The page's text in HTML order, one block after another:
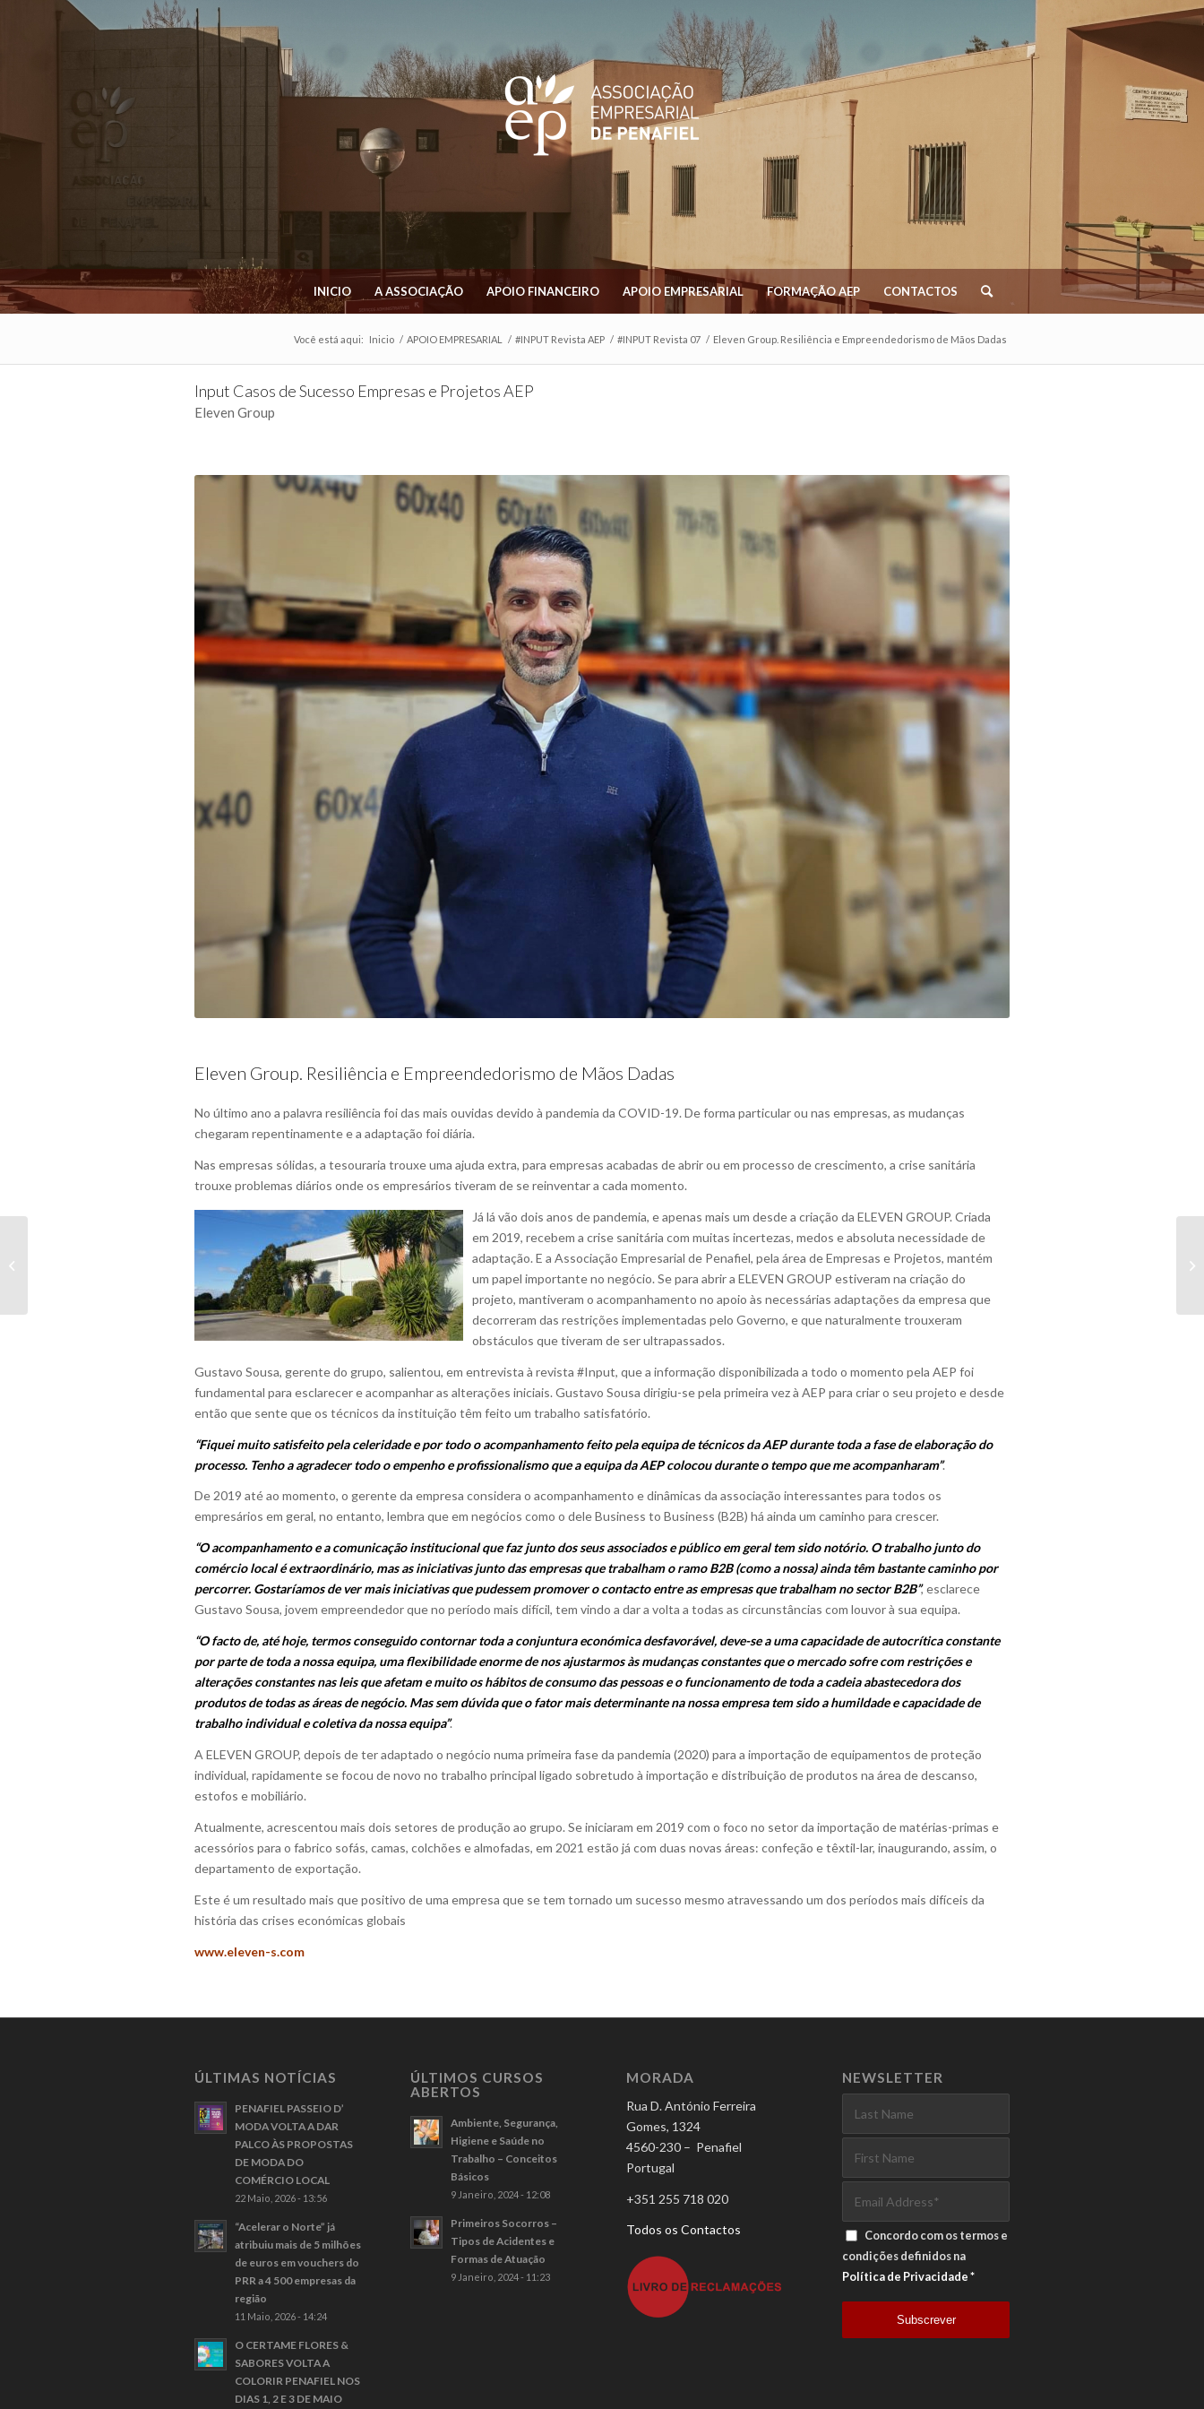
INICIO A ASSOCIAÇÃO APOIO FINANCEIRO APOIO EMPRESARIAL FORMAÇÃO AEP CONTACTOS
Você está aqui: Inicio / APOIO EMPRESARIAL / #INPUT Revista AEP / #INPUT Revista 07 / Eleven Group. Resiliência e Empreendedorismo de Mãos Dadas
Input Casos de Sucesso Empresas e Projetos AEP
Eleven Group
Eleven Group. Resiliência e Empreendedorismo de Mãos Dadas
No último ano a palavra resiliência foi das mais ouvidas devido à pandemia da COVID-19. De forma particular ou nas empresas, as mudanças
chegaram repentinamente e a adaptação foi diária.
Nas empresas sólidas, a tesouraria trouxe uma ajuda extra, para empresas acabadas de abrir ou em processo de crescimento, a crise sanitária
trouxe problemas diários onde os empresários tiveram de se reinventar a cada momento.
Já lá vão dois anos de pandemia, e apenas mais um desde a criação da ELEVEN GROUP. Criada
em 2019, recebem a crise sanitária com muitas incertezas, medos e absoluta necessidade de
adaptação. E a Associação Empresarial de Penafiel, pela área de Empresas e Projetos, mantém
um papel importante no negócio. Se para abrir a ELEVEN GROUP estiveram na criação do
projeto, mantiveram o acompanhamento no apoio às necessárias adaptações da empresa que
decorreram das restrições implementadas pelo Governo, e que naturalmente trouxeram
obstáculos que tiveram de ser ultrapassados.
Gustavo Sousa, gerente do grupo, salientou, em entrevista à revista #Input, que a informação disponibilizada a todo o momento pela AEP foi
fundamental para esclarecer e acompanhar as alterações iniciais. Gustavo Sousa dirigiu-se pela primeira vez à AEP para criar o seu projeto e desde
então que sente que os técnicos da instituição têm feito um trabalho satisfatório.
“Fiquei muito satisfeito pela celeridade e por todo o acompanhamento feito pela equipa de técnicos da AEP durante toda a fase de elaboração do
processo. Tenho a agradecer todo o empenho e profissionalismo que a equipa da AEP colocou durante o tempo que me acompanharam”.
De 2019 até ao momento, o gerente da empresa considera o acompanhamento e dinâmicas da associação interessantes para todos os
empresários em geral, no entanto, lembra que em negócios como o dele Business to Business (B2B) há ainda um caminho para crescer.
“O acompanhamento e a comunicação institucional que faz junto dos seus associados e público em geral tem sido notório. O trabalho junto do
comércio local é extraordinário, mas as iniciativas junto das empresas que trabalham o ramo B2B (como a nossa) ainda têm bastante caminho por
percorrer. Gostaríamos de ver mais iniciativas que pudessem promover o contacto entre as empresas que trabalham no sector B2B”, esclarece
Gustavo Sousa, jovem empreendedor que no período mais difícil, tem vindo a dar a volta a todas as circunstâncias com louvor à sua equipa.
“O facto de, até hoje, termos conseguido contornar toda a conjuntura económica desfavorável, deve-se a uma capacidade de autocrítica constante
por parte de toda a nossa equipa, uma flexibilidade enorme de nos ajustarmos às mudanças constantes que o mercado sofre com restrições e
alterações constantes nas leis que afetam e muito os hábitos de consumo das pessoas e o funcionamento de toda a cadeia abastecedora dos
produtos de todas as áreas de negócio. Mas sem dúvida que o fator mais determinante na nossa empresa tem sido a humildade e capacidade de
trabalho individual e coletiva da nossa equipa”.
A ELEVEN GROUP, depois de ter adaptado o negócio numa primeira fase da pandemia (2020) para a importação de equipamentos de proteção
individual, rapidamente se focou de novo no trabalho principal ligado sobretudo à importação e distribuição de produtos na área de descanso,
estofos e mobiliário.
Atualmente, acrescentou mais dois setores de produção ao grupo. Se iniciaram em 2019 com o foco no setor da importação de matérias-primas e
acessórios para o fabrico sofás, camas, colchões e almofadas, em 2021 estão já com duas novas áreas: confeção e têxtil-lar, inaugurando, assim, o
departamento de exportação.
Este é um resultado mais que positivo de uma empresa que se tem tornado um sucesso mesmo atravessando um dos períodos mais difíceis da
história das crises económicas globais
www.eleven-s.com
ÚLTIMAS NOTÍCIAS
PENAFIEL PASSEIO D’
MODA VOLTA A DAR
PALCO ÀS PROPOSTAS
DE MODA DO
COMÉRCIO LOCAL
22 Maio, 2026 - 13:56
“Acelerar o Norte” já
atribuiu mais de 5 milhões
de euros em vouchers do
PRR a 4 500 empresas da
região
11 Maio, 2026 - 14:24
O CERTAME FLORES &
SABORES VOLTA A
COLORIR PENAFIEL NOS
DIAS 1, 2 E 3 DE MAIO
ÚLTIMOS CURSOS
ABERTOS
Ambiente, Segurança,
Higiene e Saúde no
Trabalho – Conceitos
Básicos
9 Janeiro, 2024 - 12:08
Primeiros Socorros –
Tipos de Acidentes e
Formas de Atuação
9 Janeiro, 2024 - 11:23
MORADA
Rua D. António Ferreira
Gomes, 1324
4560-230 – Penafiel
Portugal
+351 255 718 020
Todos os Contactos
NEWSLETTER
Concordo com os termos e
condições definidos na
Política de Privacidade *